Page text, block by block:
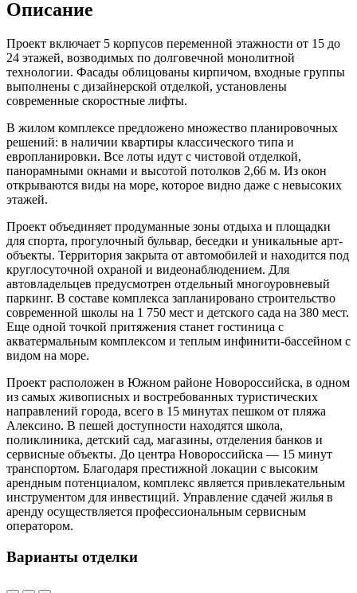
Описание
Проект включает 5 корпусов переменной этажности от 15 до
24 этажей, возводимых по долговечной монолитной
технологии. Фасады облицованы кирпичом, входные группы
выполнены с дизайнерской отделкой, установлены
современные скоростные лифты.
В жилом комплексе предложено множество планировочных
решений: в наличии квартиры классического типа и
европланировки. Все лоты идут с чистовой отделкой,
панорамными окнами и высотой потолков 2,66 м. Из окон
открываются виды на море, которое видно даже с невысоких
этажей.
Проект объединяет продуманные зоны отдыха и площадки
для спорта, прогулочный бульвар, беседки и уникальные арт-
объекты. Территория закрыта от автомобилей и находится под
круглосуточной охраной и видеонаблюдением. Для
автовладельцев предусмотрен отдельный многоуровневый
паркинг. В составе комплекса запланировано строительство
современной школы на 1 750 мест и детского сада на 380 мест.
Еще одной точкой притяжения станет гостиница с
акватермальным комплексом и теплым инфинити-бассейном с
видом на море.
Проект расположен в Южном районе Новороссийска, в одном
из самых живописных и востребованных туристических
направлений города, всего в 15 минутах пешком от пляжа
Алексино. В пешей доступности находятся школа,
поликлиника, детский сад, магазины, отделения банков и
сервисные объекты. До центра Новороссийска — 15 минут
транспортом. Благодаря престижной локации с высоким
арендным потенциалом, комплекс является привлекательным
инструментом для инвестиций. Управление сдачей жилья в
аренду осуществляется профессиональным сервисным
оператором.
Варианты отделки